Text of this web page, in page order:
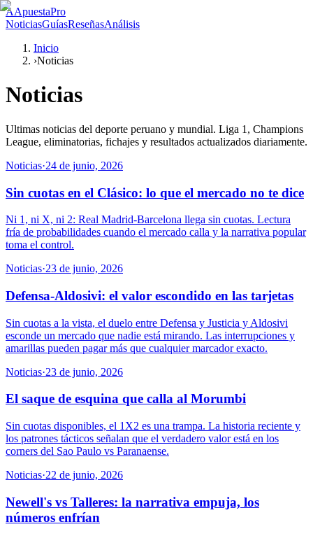
AApuestaPro
NoticiasGuíasReseñasAnálisis
Inicio
›Noticias
Noticias
Ultimas noticias del deporte peruano y mundial. Liga 1, Champions
League, eliminatorias, fichajes y resultados actualizados diariamente.
Noticias·24 de junio, 2026
Sin cuotas en el Clásico: lo que el mercado no te dice
Ni 1, ni X, ni 2: Real Madrid-Barcelona llega sin cuotas. Lectura
fría de probabilidades cuando el mercado calla y la narrativa popular
toma el control.
Noticias·23 de junio, 2026
Defensa-Aldosivi: el valor escondido en las tarjetas
Sin cuotas a la vista, el duelo entre Defensa y Justicia y Aldosivi
esconde un mercado que nadie está mirando. Las interrupciones y
amarillas pueden pagar más que cualquier marcador exacto.
Noticias·23 de junio, 2026
El saque de esquina que calla al Morumbi
Sin cuotas disponibles, el 1X2 es una trampa. La historia reciente y
los patrones tácticos señalan que el verdadero valor está en los
corners del Sao Paulo vs Paranaense.
Noticias·22 de junio, 2026
Newell's vs Talleres: la narrativa empuja, los
números enfrían